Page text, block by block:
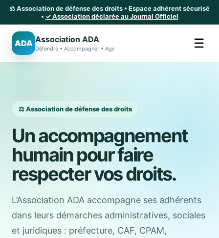
⚖️ Association de défense des droits • Espace adhérent sécurisé
• ✓ Association déclarée au Journal Officiel
ADA Association ADA
Défendre • Accompagner • Agir ☰
⚖️ Association de défense des droits
Un accompagnement
humain pour faire
respecter vos droits.
L’Association ADA accompagne ses adhérents
dans leurs démarches administratives, sociales
et juridiques : préfecture, CAF, CPAM,